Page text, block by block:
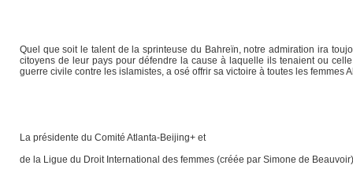
Quel que soit le talent de la sprinteuse du Bahreïn, notre admiration ira
citoyens de leur pays pour défendre la cause à laquelle ils tenaient ou
guerre civile contre les islamistes, a osé offrir sa victoire à toutes les femmes
La présidente du Comité Atlanta-Beijing+ et
de la Ligue du Droit International des femmes (créée par Simone de Beauvoir)